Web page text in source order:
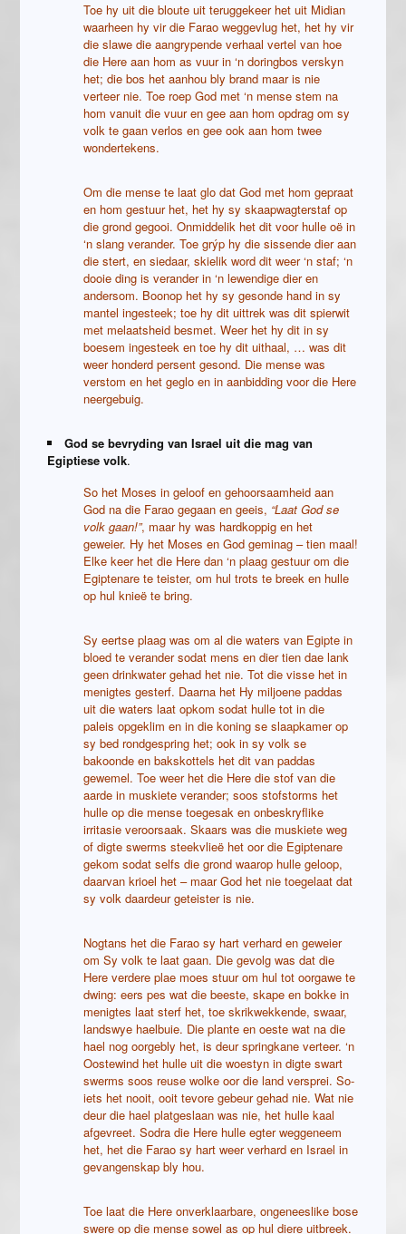
Toe hy uit die bloute uit teruggekeer het uit Midian
waarheen hy vir die Farao weggevlug het, het hy vir
die slawe die aangrypende verhaal vertel van hoe
die Here aan hom as vuur in ‘n doringbos verskyn
het; die bos het aanhou bly brand maar is nie
verteer nie. Toe roep God met ‘n mense stem na
hom vanuit die vuur en gee aan hom opdrag om sy
volk te gaan verlos en gee ook aan hom twee
wondertekens.
Om die mense te laat glo dat God met hom gepraat
en hom gestuur het, het hy sy skaapwagterstaf op
die grond gegooi. Onmiddelik het dit voor hulle oë in
‘n slang verander. Toe grýp hy die sissende dier aan
die stert, en siedaar, skielik word dit weer ‘n staf; ‘n
dooie ding is verander in ‘n lewendige dier en
andersom. Boonop het hy sy gesonde hand in sy
mantel ingesteek; toe hy dit uittrek was dit spierwit
met melaatsheid besmet. Weer het hy dit in sy
boesem ingesteek en toe hy dit uithaal, … was dit
weer honderd persent gesond. Die mense was
verstom en het geglo en in aanbidding voor die Here
neergebuig.
God se bevryding van Israel uit die mag van
Egiptiese volk.
So het Moses in geloof en gehoorsaamheid aan
God na die Farao gegaan en geeis, “Laat God se
volk gaan!”, maar hy was hardkoppig en het
geweier. Hy het Moses en God geminag – tien maal!
Elke keer het die Here dan ‘n plaag gestuur om die
Egiptenare te teister, om hul trots te breek en hulle
op hul knieë te bring.
Sy eertse plaag was om al die waters van Egipte in
bloed te verander sodat mens en dier tien dae lank
geen drinkwater gehad het nie. Tot die visse het in
menigtes gesterf. Daarna het Hy miljoene paddas
uit die waters laat opkom sodat hulle tot in die
paleis opgeklim en in die koning se slaapkamer op
sy bed rondgespring het; ook in sy volk se
bakoonde en bakskottels het dit van paddas
gewemel. Toe weer het die Here die stof van die
aarde in muskiete verander; soos stofstorms het
hulle op die mense toegesak en onbeskryflike
irritasie veroorsaak. Skaars was die muskiete weg
of digte swerms steekvlieë het oor die Egiptenare
gekom sodat selfs die grond waarop hulle geloop,
daarvan krioel het – maar God het nie toegelaat dat
sy volk daardeur geteister is nie.
Nogtans het die Farao sy hart verhard en geweier
om Sy volk te laat gaan. Die gevolg was dat die
Here verdere plae moes stuur om hul tot oorgawe te
dwing: eers pes wat die beeste, skape en bokke in
menigtes laat sterf het, toe skrikwekkende, swaar,
landswye haelbuie. Die plante en oeste wat na die
hael nog oorgebly het, is deur springkane verteer. ‘n
Oostewind het hulle uit die woestyn in digte swart
swerms soos reuse wolke oor die land versprei. So-
iets het nooit, ooit tevore gebeur gehad nie. Wat nie
deur die hael platgeslaan was nie, het hulle kaal
afgevreet. Sodra die Here hulle egter weggeneem
het, het die Farao sy hart weer verhard en Israel in
gevangenskap bly hou.
Toe laat die Here onverklaarbare, ongeneeslike bose
swere op die mense sowel as op hul diere uitbreek.